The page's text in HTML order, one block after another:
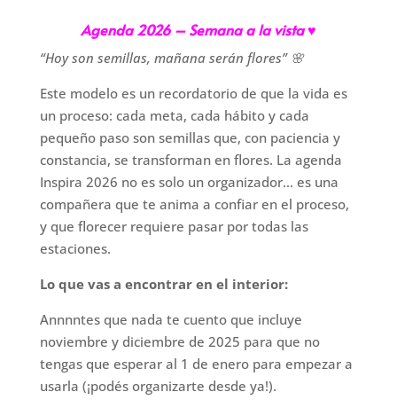
la
-
Flores
cantidad
Agenda 2026 – Semana a la vista ♥
“Hoy son semillas, mañana serán flores” 🌸
Este modelo es un recordatorio de que la vida es
un proceso: cada meta, cada hábito y cada
pequeño paso son semillas que, con paciencia y
constancia, se transforman en flores. La agenda
Inspira 2026 no es solo un organizador… es una
compañera que te anima a confiar en el proceso,
y que florecer requiere pasar por todas las
estaciones.
Lo que vas a encontrar en el interior:
Annnntes que nada te cuento que incluye
noviembre y diciembre de 2025 para que no
tengas que esperar al 1 de enero para empezar a
usarla (¡podés organizarte desde ya!).